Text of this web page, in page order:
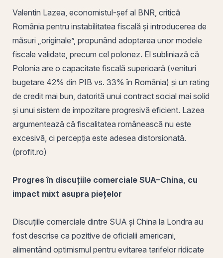
Valentin Lazea, economistul-șef al BNR, critică
România pentru instabilitatea fiscală și introducerea de
măsuri „originale”, propunând adoptarea unor modele
fiscale validate, precum cel polonez. El subliniază că
Polonia are o capacitate fiscală superioară (venituri
bugetare 42% din PIB vs. 33% în România) și un rating
de credit mai bun, datorită unui contract social mai solid
și unui sistem de impozitare progresivă eficient. Lazea
argumentează că fiscalitatea românească nu este
excesivă, ci percepția este adesea distorsionată.
(profit.ro)
Progres în discuțiile comerciale SUA–China, cu
impact mixt asupra piețelor
Discuțiile comerciale dintre SUA și China la Londra au
fost descrise ca pozitive de oficialii americani,
alimentând optimismul pentru evitarea tarifelor ridicate